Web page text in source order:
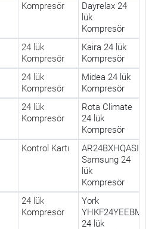
Kompresör
Dayrelax 24
lük
Kompresör
24 lük
Kompresör
Kaira 24 lük
Kompresör
24 lük
Kompresör
Midea 24 lük
Kompresör
24 lük
Kompresör
Rota Climate
24 lük
Kompresör
Kontrol Kartı
AR24BXHQASINK
Samsung 24
lük
Kompresör
24 lük
Kompresör
York
24 lük